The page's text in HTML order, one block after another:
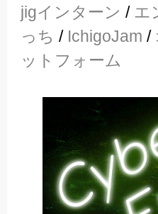
jigインターン / エ
っち / IchigoJam /
ットフォーム